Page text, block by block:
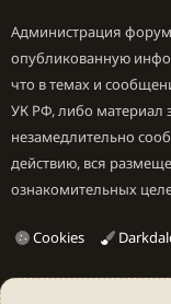
Администрация
опубликованную
что в темах и
УК РФ, либо
незамедлительно
действию, вся
ознакомительных
Cookies